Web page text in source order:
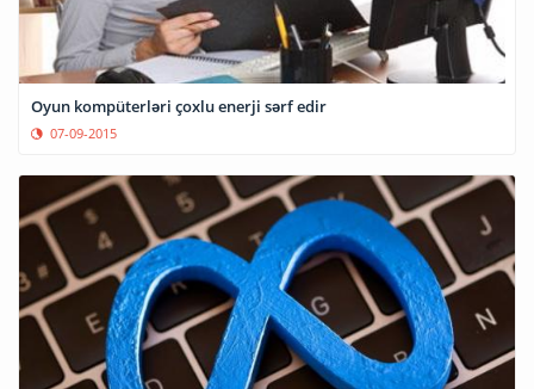
Oyun kompüterləri çoxlu enerji sərf edir
07-09-2015